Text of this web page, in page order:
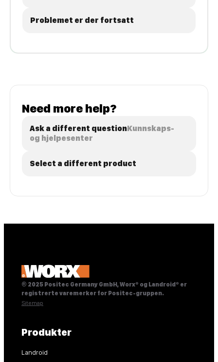
Problemet er der fortsatt
Need more help?
Ask a different questionKunnskaps-
og hjelpesenter
Select a different product
© 2025 Positec Germany GmbH, Worx® og Landroid® er
registrerte varemerker for Positec-gruppen.
Sitemap
Produkter
Landroid